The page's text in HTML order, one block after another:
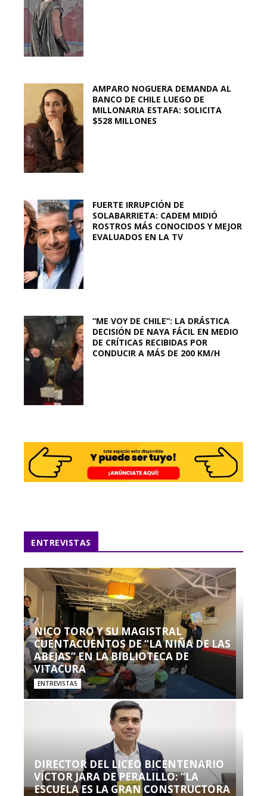
AMPARO NOGUERA DEMANDA AL
BANCO DE CHILE LUEGO DE
MILLONARIA ESTAFA: SOLICITA
$528 MILLONES
FUERTE IRRUPCIÓN DE
SOLABARRIETA: CADEM MIDIÓ
ROSTROS MÁS CONOCIDOS Y MEJOR
EVALUADOS EN LA TV
“ME VOY DE CHILE”: LA DRÁSTICA
DECISIÓN DE NAYA FÁCIL EN MEDIO
DE CRÍTICAS RECIBIDAS POR
CONDUCIR A MÁS DE 200 KM/H
ENTREVISTAS
NICO TORO Y SU MAGISTRAL
CUENTACUENTOS DE “LA NIÑA DE LAS
ABEJAS” EN LA BIBLIOTECA DE
VITACURA
ENTREVISTAS
DIRECTOR DEL LICEO BICENTENARIO
VÍCTOR JARA DE PERALILLO: “LA
ESCUELA ES LA GRAN CONSTRUCTORA